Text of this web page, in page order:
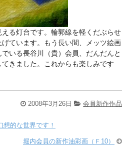
る灯台です。輪郭線を軽くだぶらせ
ています。もう長い間、メッツ絵画
いる長谷川（貴）会員、だんだんと
きました。これからも楽しみです
2008年3月26日 会員新作作品
的な世界です！
堀内会員の新作油彩画（Ｆ10）